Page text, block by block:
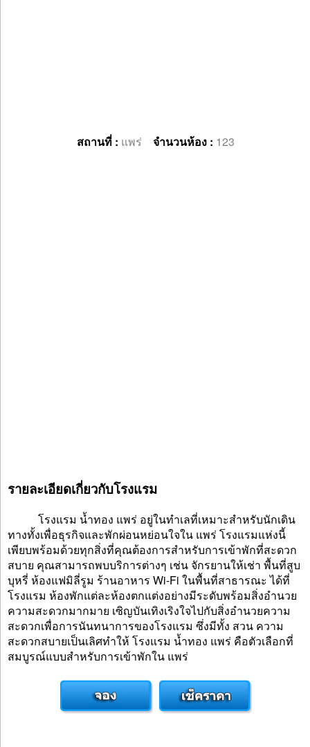
สถานที่ : แพร่ จำนวนห้อง : 123
รายละเอียดเกี่ยวกับโรงแรม
โรงแรม น้ำทอง แพร่ อยู่ในทำเลที่เหมาะสำหรับนักเดิน
ทางทั้งเพื่อธุรกิจและพักผ่อนหย่อนใจใน แพร่ โรงแรมแห่งนี้
เพียบพร้อมด้วยทุกสิ่งที่คุณต้องการสำหรับการเข้าพักที่สะดวก
สบาย คุณสามารถพบบริการต่างๆ เช่น จักรยานให้เช่า พื้นที่สูบ
บุหรี่ ห้องแฟมิลี่รูม ร้านอาหาร Wi-Fi ในพื้นที่สาธารณะ ได้ที่
โรงแรม ห้องพักแต่ละห้องตกแต่งอย่างมีระดับพร้อมสิ่งอำนวย
ความสะดวกมากมาย เซิญบันเทิงเริงใจไปกับสิ่งอำนวยความ
สะดวกเพื่อการนันทนาการของโรงแรม ซึ่งมีทั้ง สวน ความ
สะดวกสบายเป็นเลิศทำให้ โรงแรม น้ำทอง แพร่ คือตัวเลือกที่
สมบูรณ์แบบสำหรับการเข้าพักใน แพร่